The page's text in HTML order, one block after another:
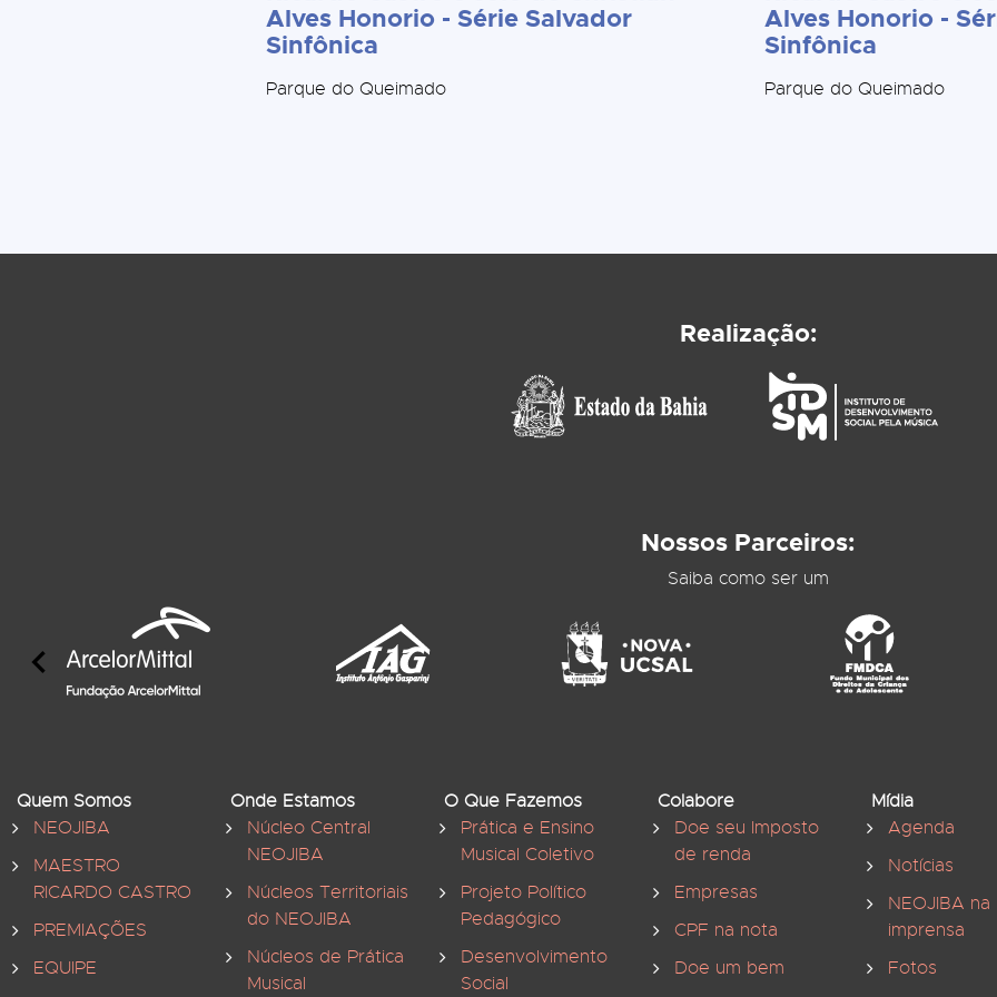
Alves Honorio - Série Salvador
Sinfônica
Parque do Queimado
Alves Honorio -
Sinfônica
Parque do Queimado
Realização:
Nossos Parceiros:
Saiba como ser um
Quem Somos
NEOJIBA
MAESTRO
RICARDO CASTRO
PREMIAÇÕES
EQUIPE
Onde Estamos
Núcleo Central
NEOJIBA
Núcleos Territoriais
do NEOJIBA
Núcleos de Prática
Musical
O Que Fazemos
Prática e Ensino
Musical Coletivo
Projeto Político
Pedagógico
Desenvolvimento
Social
Colabore
Doe seu Imposto
de renda
Empresas
CPF na nota
Doe um bem
Mídia
Agenda
Notícias
NEOJIBA na
imprensa
Fotos